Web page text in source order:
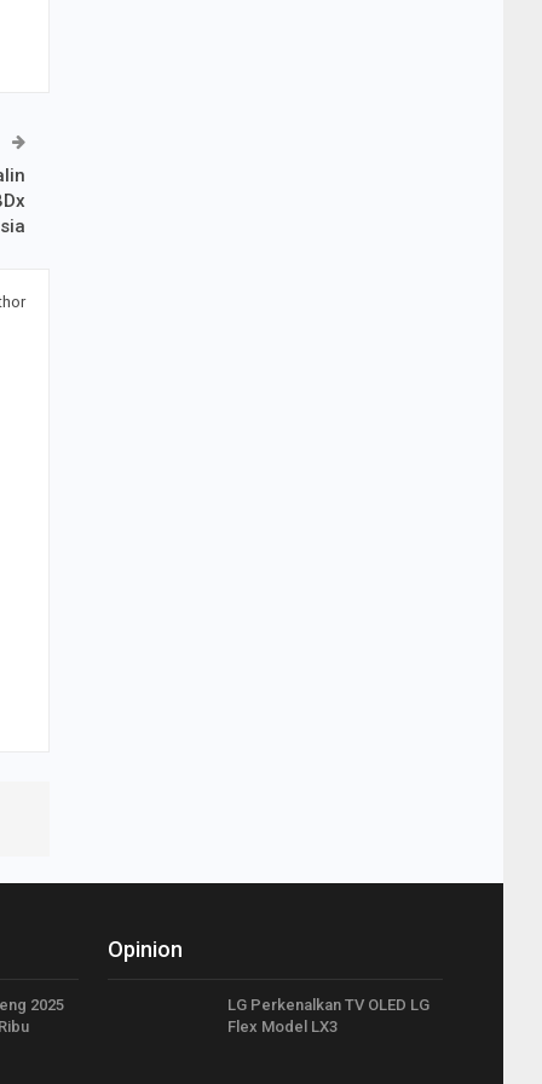
2025
Opinion
LG Perkenalkan TV OLED LG
Flex Model LX3